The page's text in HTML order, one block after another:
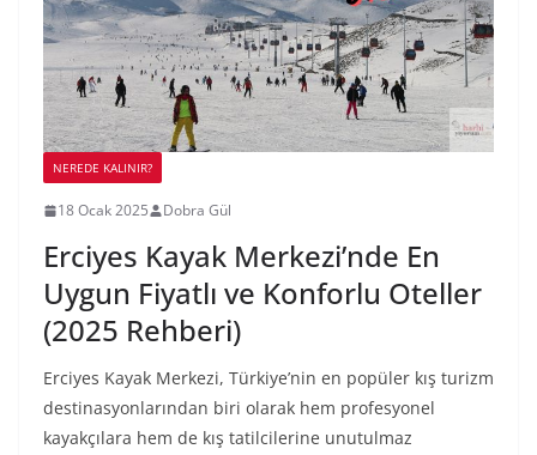
NEREDE KALINIR?
18 Ocak 2025 Dobra Gül
Erciyes Kayak Merkezi’nde En
Uygun Fiyatlı ve Konforlu Oteller
(2025 Rehberi)
Erciyes Kayak Merkezi, Türkiye’nin en popüler kış turizm
destinasyonlarından biri olarak hem profesyonel
kayakçılara hem de kış tatilcilerine unutulmaz